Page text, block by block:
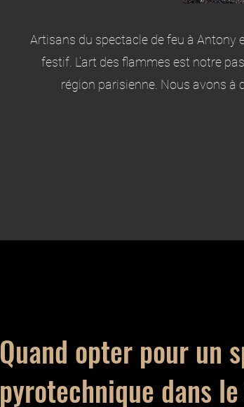
Artisans du spectacle de feu à Antony
festif. L’art des flammes est notre
région parisienne. Nous avons
Quand opter pour un
pyrotechnique dans